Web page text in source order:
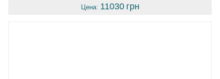
Цена: 11030 грн